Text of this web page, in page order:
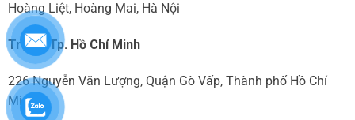
Hoàng Liệt, Hoàng Mai, Hà Nội
Trụ sở Tp. Hồ Chí Minh
226 Nguyễn Văn Lượng, Quận Gò Vấp, Thành phố Hồ Chí
Minh